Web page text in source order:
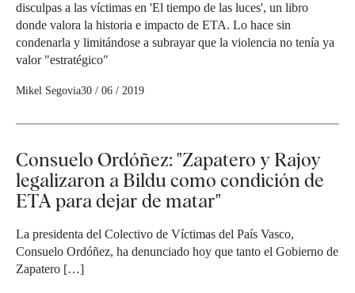
disculpas a las víctimas en 'El tiempo de las luces', un libro
donde valora la historia e impacto de ETA. Lo hace sin
condenarla y limitándose a subrayar que la violencia no tenía ya
valor "estratégico"
Mikel Segovia30 / 06 / 2019
Consuelo Ordóñez: "Zapatero y Rajoy
legalizaron a Bildu como condición de
ETA para dejar de matar"
La presidenta del Colectivo de Víctimas del País Vasco,
Consuelo Ordóñez, ha denunciado hoy que tanto el Gobierno de
Zapatero […]